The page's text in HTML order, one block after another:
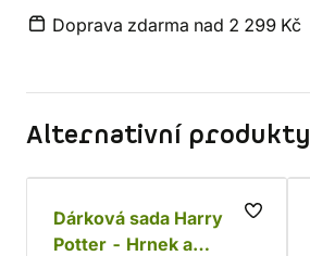
Doprava zdarma nad 2 299 Kč
Alternativní produkty
Dárková sada Harry
Potter - Hrnek a